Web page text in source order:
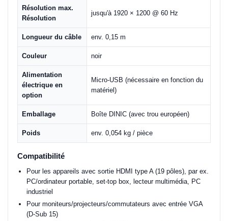
Résolution max.
Résolution
jusqu'à 1920 × 1200 @ 60 Hz
Longueur du câble env. 0,15 m
Couleur noir
Alimentation
électrique en
option
Micro-USB (nécessaire en fonction du
matériel)
Emballage Boîte DINIC (avec trou européen)
Poids env. 0,054 kg / pièce
Compatibilité
Pour les appareils avec sortie HDMI type A (19 pôles), par ex.
PC/ordinateur portable, set-top box, lecteur multimédia, PC
industriel
Pour moniteurs/projecteurs/commutateurs avec entrée VGA
(D-Sub 15)